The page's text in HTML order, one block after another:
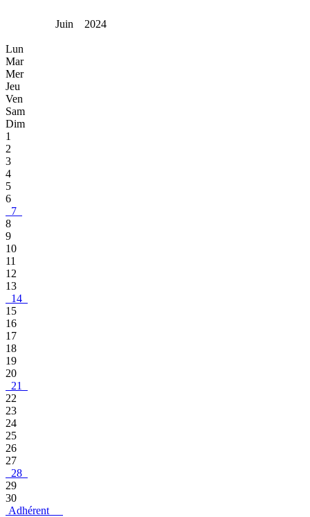
Juin 2024
Lun
Mar
Mer
Jeu
Ven
Sam
Dim
1
2
3
4
5
6
7
8
9
10
11
12
13
14
15
16
17
18
19
20
21
22
23
24
25
26
27
28
29
30
Adhérent